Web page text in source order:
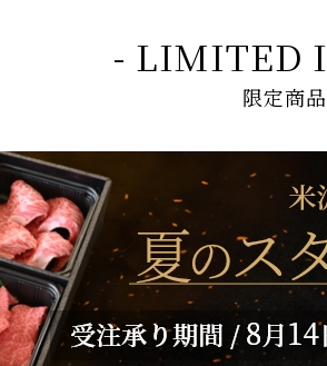
- LIMITED
限定商品